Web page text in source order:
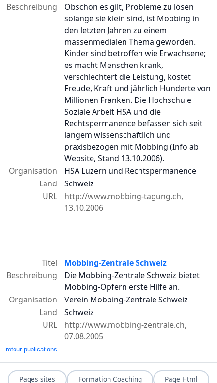
Beschreibung
Obschon es gilt, Probleme zu lösen
solange sie klein sind, ist Mobbing in
den letzten Jahren zu einem
massenmedialen Thema geworden.
Kinder sind betroffen wie Erwachsene;
es macht Menschen krank,
verschlechtert die Leistung, kostet
Freude, Kraft und jährlich Hunderte von
Millionen Franken. Die Hochschule
Soziale Arbeit HSA und die
Rechtspermanence befassen sich seit
langem wissenschaftlich und
praxisbezogen mit Mobbing (Info ab
Website, Stand 13.10.2006).
Organisation
HSA Luzern und Rechtspermanence
Land
Schweiz
URL
http://www.mobbing-tagung.ch,
13.10.2006
Titel
Mobbing-Zentrale Schweiz
Beschreibung
Die Mobbing-Zentrale Schweiz bietet
Mobbing-Opfern erste Hilfe an.
Organisation
Verein Mobbing-Zentrale Schweiz
Land
Schweiz
URL
http://www.mobbing-zentrale.ch,
07.08.2005
retour publications
Pages sites Formation Coaching Page Html